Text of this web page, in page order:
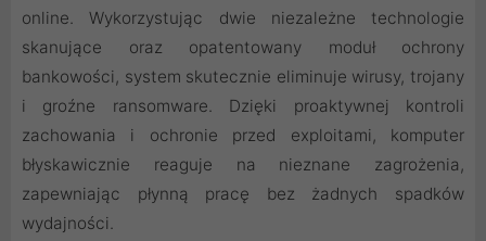
online. Wykorzystując dwie niezależne technologie
skanujące oraz opatentowany moduł ochrony
bankowości, system skutecznie eliminuje wirusy, trojany
i groźne ransomware. Dzięki proaktywnej kontroli
zachowania i ochronie przed exploitami, komputer
błyskawicznie reaguje na nieznane zagrożenia,
zapewniając płynną pracę bez żadnych spadków
wydajności.